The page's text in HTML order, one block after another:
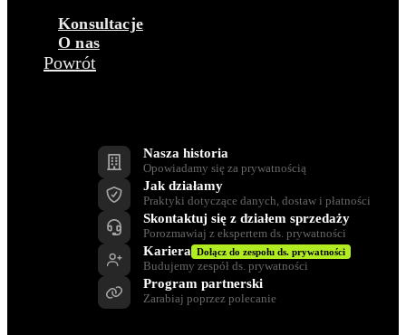
Konsultacje
O nas
Powrót
Nasza historia
Opowiadamy się za prywatnością
Jak działamy
Praktyki dotyczące danych, dostaw i płatności
Skontaktuj się z działem sprzedaży
Porozmawiaj z ekspertem ds. prywatności
Kariera Dołącz do zespołu ds. prywatności
Budujemy zespół ds. prywatności
Program partnerski
Zarabiaj poprzez polecanie